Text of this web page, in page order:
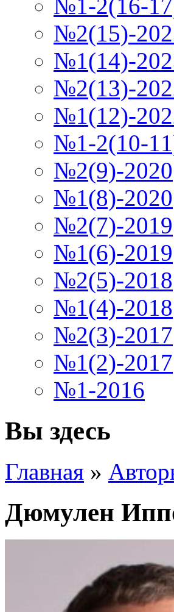
№1-2(16-
№2(15)-
№1(14)-
№2(13)-
№1(12)-
№1-2(10-
№2(9)-2020
№1(8)-2020
№2(7)-2019
№1(6)-2019
№2(5)-2018
№1(4)-2018
№2(3)-2017
№1(2)-2017
№1-2016
Вы здесь
Главная »
Дюмулен